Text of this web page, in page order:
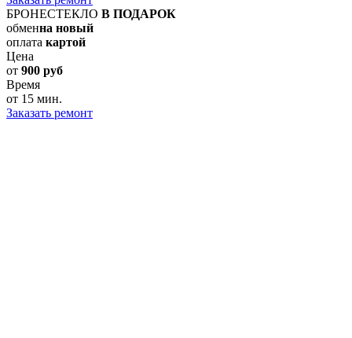
БРОНЕСТЕКЛО В ПОДАРОК
обменна новый
оплата картой
Цена
от 900 руб
Время
от 15 мин.
Заказать ремонт